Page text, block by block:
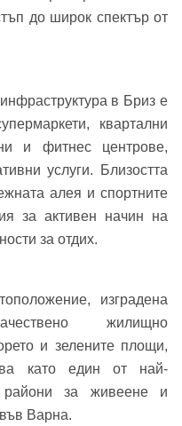
Регистрация
до широк спектър от
в Бриз е
квартални
и фитнес центрове,
услуги. Близостта
алея и спортните
за активен начин на
за отдих.
изградена
жилищно
и зелените площи,
като един от най-
райони за живеене и
Варна.
до нас. Ще
най-бързо.